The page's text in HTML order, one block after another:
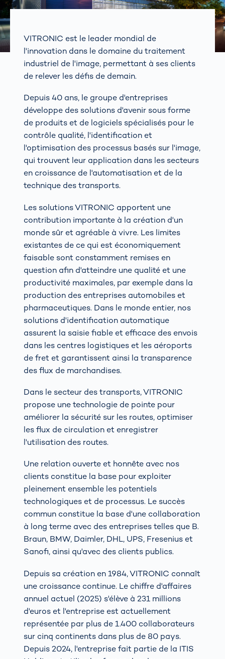
VITRONIC est le leader mondial de
l'innovation dans le domaine du traitement
industriel de l'image, permettant à ses clients
de relever les défis de demain.
Depuis 40 ans, le groupe d'entreprises
développe des solutions d'avenir sous forme
de produits et de logiciels spécialisés pour le
contrôle qualité, l'identification et
l'optimisation des processus basés sur l'image,
qui trouvent leur application dans les secteurs
en croissance de l'automatisation et de la
technique des transports.
Les solutions VITRONIC apportent une
contribution importante à la création d'un
monde sûr et agréable à vivre. Les limites
existantes de ce qui est économiquement
faisable sont constamment remises en
question afin d'atteindre une qualité et une
productivité maximales, par exemple dans la
production des entreprises automobiles et
pharmaceutiques. Dans le monde entier, nos
solutions d'identification automatique
assurent la saisie fiable et efficace des envois
dans les centres logistiques et les aéroports
de fret et garantissent ainsi la transparence
des flux de marchandises.
Dans le secteur des transports, VITRONIC
propose une technologie de pointe pour
améliorer la sécurité sur les routes, optimiser
les flux de circulation et enregistrer
l'utilisation des routes.
Une relation ouverte et honnête avec nos
clients constitue la base pour exploiter
pleinement ensemble les potentiels
technologiques et de processus. Le succès
commun constitue la base d'une collaboration
à long terme avec des entreprises telles que B.
Braun, BMW, Daimler, DHL, UPS, Fresenius et
Sanofi, ainsi qu'avec des clients publics.
Depuis sa création en 1984, VITRONIC connaît
une croissance continue. Le chiffre d'affaires
annuel actuel (2025) s'élève à 231 millions
d'euros et l'entreprise est actuellement
représentée par plus de 1.400 collaborateurs
sur cinq continents dans plus de 80 pays.
Depuis 2024, l'entreprise fait partie de la ITIS